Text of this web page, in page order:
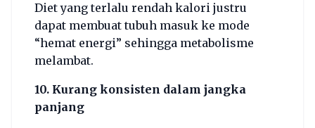
Diet yang terlalu rendah kalori justru
dapat membuat tubuh masuk ke mode
“hemat energi” sehingga metabolisme
melambat.
10. Kurang konsisten dalam jangka
panjang